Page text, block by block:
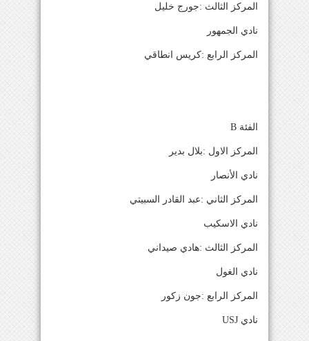
المركز الثالث :جورج خليل
نادي الجمهور
المركز الرابع :كريس انطاقي
الفئة B
المركز الاول :بلال بدير
نادي الأنصار
المركز الثاني :عبد القادر السبيتي
نادي الاسكيب
المركز الثالث :هادي صيداني
نادي الغول
المركز الرابع :جون زكور
نادي USJ